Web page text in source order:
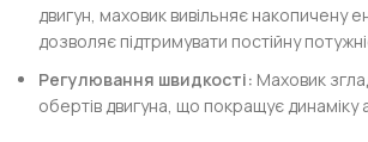
двигун, маховик вивільняє накопичену
дозволяє підтримувати постійну
Регулювання швидкості: Маховик
обертів двигуна, що покращує динаміку